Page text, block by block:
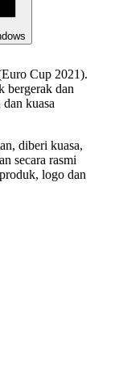
Cup 2021).
bergerak dan
kuasa
diberi kuasa,
secara rasmi
logo dan